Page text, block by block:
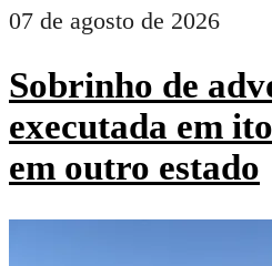
07 de agosto de 2026
Sobrinho de
executada em
em outro estado